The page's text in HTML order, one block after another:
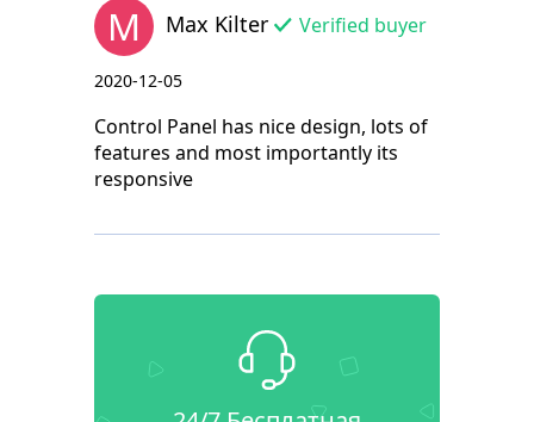
M Max Kilter Verified buyer
2020-12-05
Control Panel has nice design, lots of
features and most importantly its
responsive